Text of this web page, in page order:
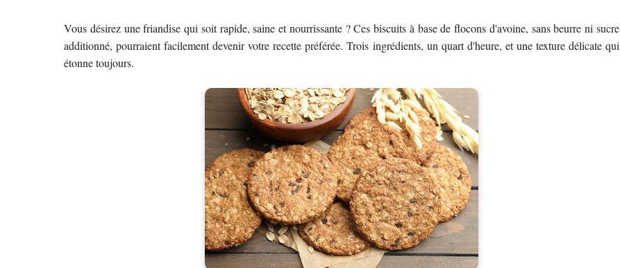
Vous désirez une friandise qui soit rapide, saine et nourrissante ? Ces biscuits à base de flocons d'avoine, sans beurre ni sucre
additionné, pourraient facilement devenir votre recette préférée. Trois ingrédients, un quart d'heure, et une texture délicate qui
étonne toujours.